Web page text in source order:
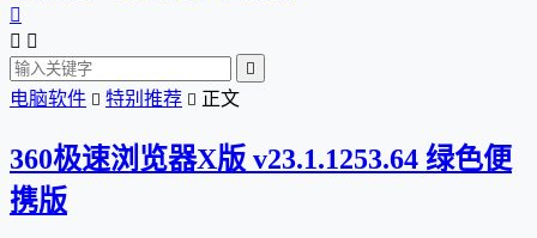

 

电脑软件  特别推荐  正文
360极速浏览器X版 v23.1.1253.64 绿色便
携版